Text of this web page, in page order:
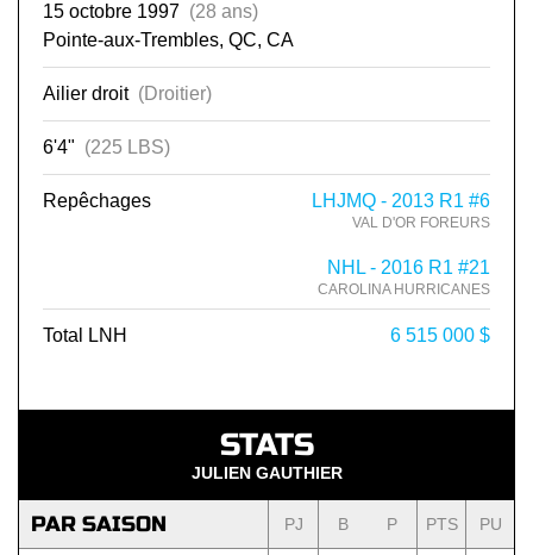
15 octobre 1997 (28 ans)
Pointe-aux-Trembles, QC, CA
Ailier droit (Droitier)
6'4" (225 LBS)
Repêchages LHJMQ - 2013 R1 #6
VAL D'OR FOREURS
NHL - 2016 R1 #21
CAROLINA HURRICANES
Total LNH 6 515 000 $
STATS
JULIEN GAUTHIER
PAR SAISON PJ B P PTS PU